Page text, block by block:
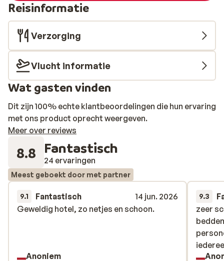
Reisinformatie
Verzorging
Vlucht informatie
Wat gasten vinden
Dit zijn 100% echte klantbeoordelingen die hun ervaring
met ons product oprecht weergeven.
Meer over reviews
8.8 Fantastisch
24 ervaringen
Meest geboekt door met partner
9.1 Fantastisch
14 jun. 2026
Geweldig hotel, zo netjes en schoon.
Geweldig hotel, zo netjes en schoon.
Anoniem
9.3
zeer
zeer